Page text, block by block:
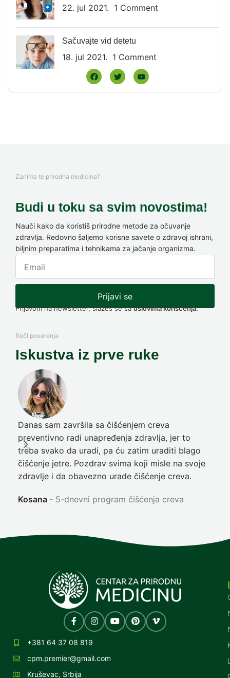
22. jul 2021. 1 Comment
Sačuvajte vid detetu
18. jul 2021. 1 Comment
Zanima te prirodna medicina?
Budi u toku sa svim novostima!
Nauči kako da koristiš prirodne metode za očuvanje
zdravlja. Redovno šaljemo korisne savete o zdravoj ishrani,
biljnim preparatima i tehnikama za jačanje organizma.
Prijavi se
Prijavom na newsletter, slažeš se sauslovima korišćenja.
Reči poverenja
Iskustva iz prve ruke
Danas sam završila sa čišćenjem creva
preventivno radi unapređenja zdravlja, jer to
treba svako da uradi, pa ću zatim uraditi blago
čišćenje jetre. Pozdrav svima koji misle na svoje
zdravlje i da obavezno urade čišćenje creva.
Kosana 5-dnevni program čišćenja creva
+381 64 37 08 819
cpm.premier@gmail.com
Kruševac, Srbija